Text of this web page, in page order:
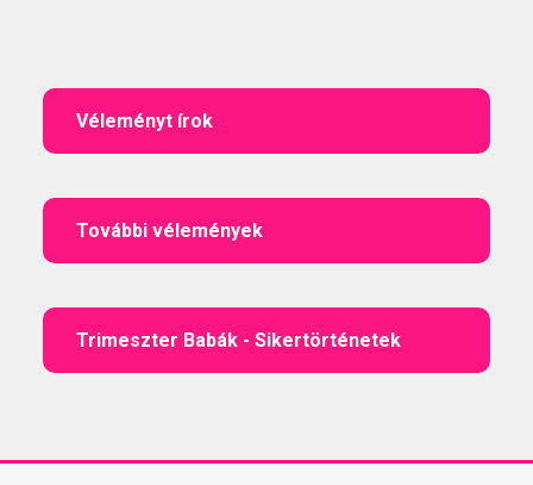
Véleményt írok
További vélemények
Trimeszter Babák - Sikertörténetek